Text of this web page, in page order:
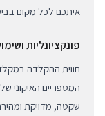
איתכם לכל מקום
פונקציונליות
חווית ההקלדה
שקטה, מדויקת